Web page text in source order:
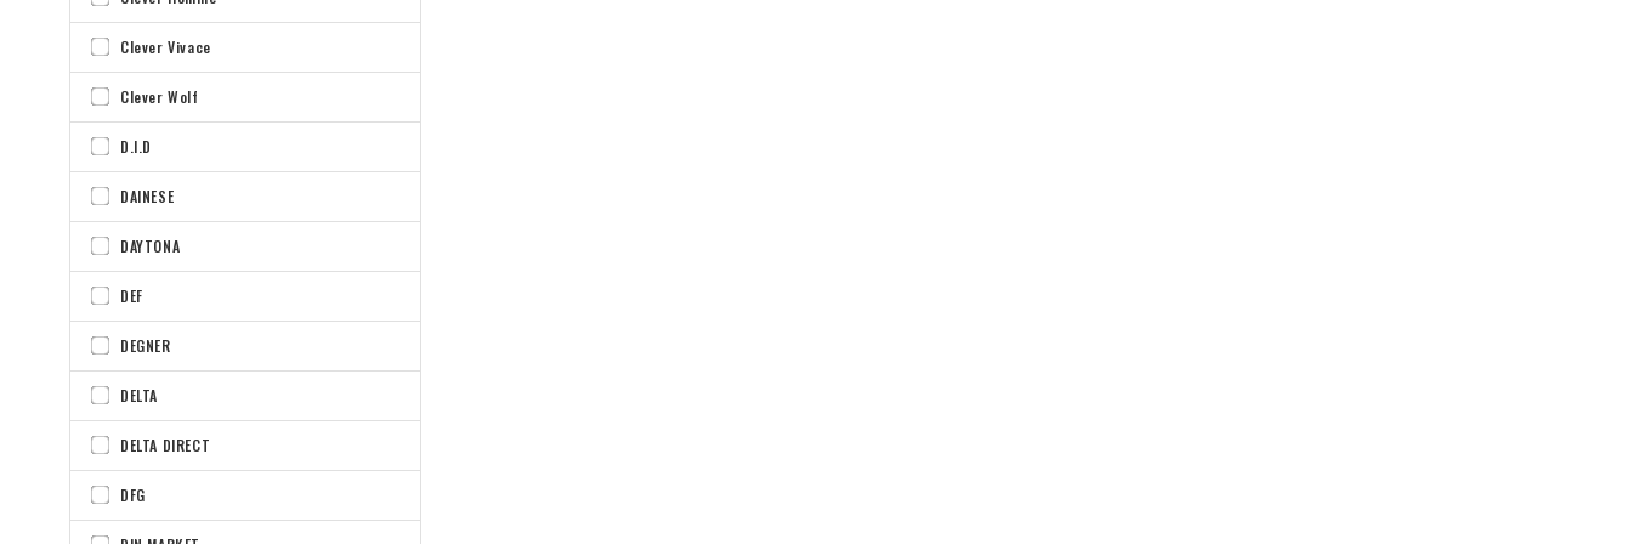
Clever Vivace
Clever Wolf
D.I.D
DAINESE
DAYTONA
DEF
DEGNER
DELTA
DELTA DIRECT
DFG